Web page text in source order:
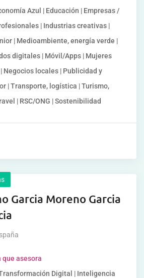
Azul | Educación | Empresas /
| Industrias creativas |
| Medioambiente, energía verde |
digitales | Móvil/Apps | Mujeres
Negocios locales | Publicidad y
| Transporte, logística | Turismo,
| RSC/ONG | Sostenibilidad
Garcia Moreno Garcia
que asesora
Digital | Inteligencia